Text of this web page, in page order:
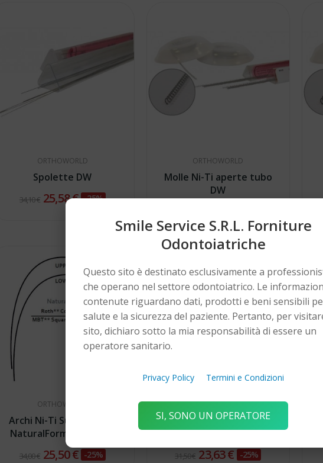
ORTHOWORLD
Spolette DW
34,10 € 25,58 € -25%
ORTHOWORLD
Molle Ni-Ti aperte tubo
DW
ORTHOWORLD
Archi Ni-Ti Superelastic
NaturalForm Solo-Pack
34,00 € 25,50 € -25%
ORTHOWORLD
Archi NI-TI superleastici
TRUEARCH I DW
31,50 € 23,63 € -25%
Smile Service S.r.l. Forniture
Odontoiatriche
Questo sito è destinato esclusivamente a
che operano nel settore odontoiatrico. Le
contenute riguardano dati, prodotti e beni sensibili
salute e la sicurezza del paziente. Pertanto, per
sito, dichiaro sotto la mia responsabilità di essere un
operatore sanitario.
Privacy Policy Termini e Condizioni
SI, SONO UN OPERATORE